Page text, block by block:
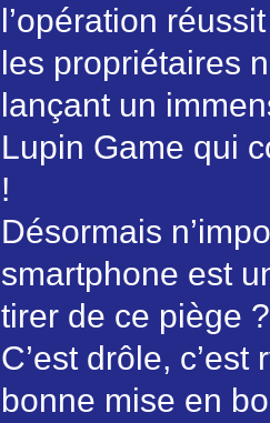
l’opération
les propriétaires
lançant un
Lupin Game qui
!
Désormais
smartphone est
tirer de ce piège
C’est drôle, c’est
bonne mise en